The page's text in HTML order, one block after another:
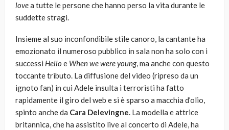
lovea tutte le persone che hanno perso la vita durante le
suddette stragi.
Insieme al suo inconfondibile stile canoro, la cantante ha
emozionato il numeroso pubblico in sala non ha solo con i
successi Hello e When we were young, ma anche con questo
toccante tributo. La diffusione del video (ripreso da un
ignoto fan) in cui Adele insulta i terroristi ha fatto
rapidamente il giro del web e si è sparso a macchia d’olio,
spinto anche da Cara Delevingne. La modella e attrice
britannica, che ha assistito live al concerto di Adele, ha